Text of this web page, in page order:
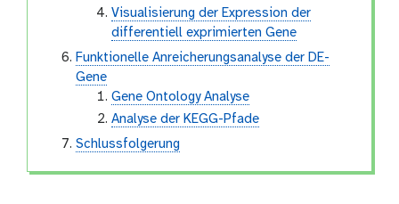
Visualisierung der Expression der
differentiell exprimierten Gene
Funktionelle Anreicherungsanalyse der DE-
Gene
Gene Ontology Analyse
Analyse der KEGG-Pfade
Schlussfolgerung